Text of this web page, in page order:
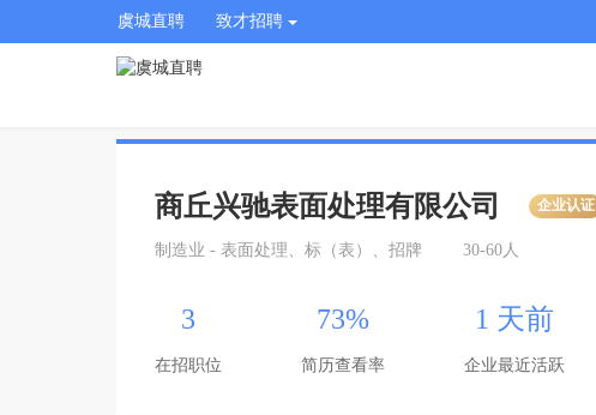
虞城直聘 致才招聘
商丘兴驰表面处理有限公司 企业认证
制造业 - 表面处理、标（表）、招牌 30-60人
3
在招职位
73%
简历查看率
1 天前
企业最近活跃